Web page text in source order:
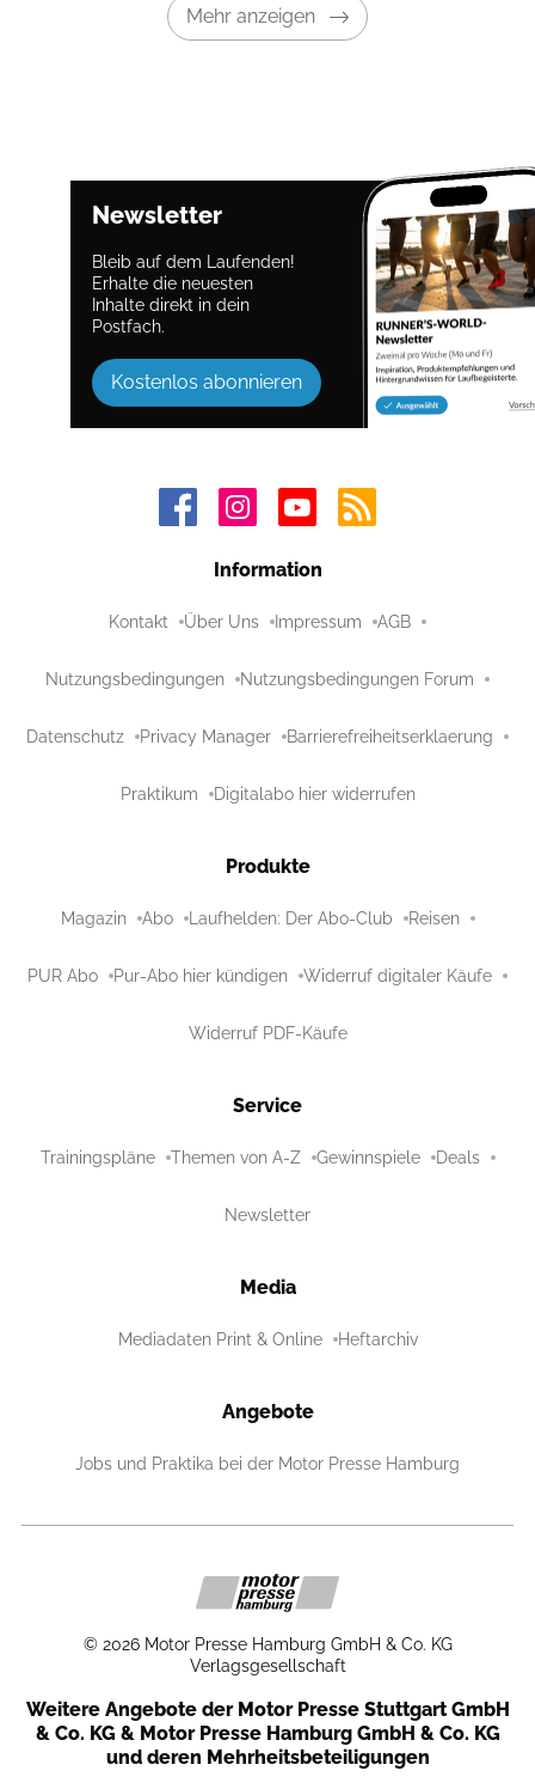
Mehr anzeigen
Newsletter
Bleib auf dem Laufenden!
Erhalte die neuesten
Inhalte direkt in dein
Postfach.
Kostenlos abonnieren
Information
Kontakt Über Uns Impressum AGB
Nutzungsbedingungen Nutzungsbedingungen Forum
Datenschutz Privacy Manager Barrierefreiheitserklaerung
Praktikum Digitalabo hier widerrufen
Produkte
Magazin Abo Laufhelden: Der Abo-Club Reisen
PUR Abo Pur-Abo hier kündigen Widerruf digitaler Käufe
Widerruf PDF-Käufe
Service
Trainingspläne Themen von A-Z Gewinnspiele Deals
Newsletter
Media
Mediadaten Print & Online Heftarchiv
Angebote
Jobs und Praktika bei der Motor Presse Hamburg
© 2026 Motor Presse Hamburg GmbH & Co. KG
Verlagsgesellschaft
Weitere Angebote der Motor Presse Stuttgart GmbH
& Co. KG & Motor Presse Hamburg GmbH & Co. KG
und deren Mehrheitsbeteiligungen